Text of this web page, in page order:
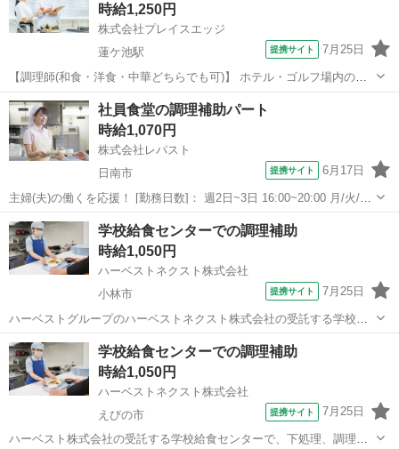
未経験者歓迎! 丁寧に指導いた...
時給1,250円
株式会社プレイスエッジ
蓮ケ池駅
提携サイト 7月25日
【調理師(和食・洋食・中華どちらでも可)】 ホテル・ゴルフ場内のレ
ストランでお料理の調理・提供をして頂きます。 ☆お料理を作り、お
客様に提供する。 ☆オープンキッチン等で調理する事もあります。 ☆
お客様から話しかけられる事も...
宮崎 宮崎市 蓮ケ池駅 キッチン
社員食堂の調理補助パート
時給1,070円
株式会社レパスト
日南市
提携サイト 6月17日
主婦(夫)の働くを応援！ [勤務日数]： 週2日~3日 16:00~20:00 月/火/水/
木/金 などから選べます [勤務地・最寄駅]： 宮崎県日南市北郷町郷之
原３６７１－１ 日南NOK株式会社（社員食堂） 株式...
宮崎 日南市 キッチン
学校給食センターでの調理補助
時給1,050円
ハーベストネクスト株式会社
小林市
提携サイト 7月25日
ハーベストグループのハーベストネクスト株式会社の受託する学校給
食の検収・下処理・調理・洗浄などの調理補助業務をお願いします。
生徒たちに毎回美味しく温かい食事を提供できるよう、工夫を凝らし
た業務をお願いします。 子どもたちが...
宮崎 小林市 その他
学校給食センターでの調理補助
時給1,050円
ハーベストネクスト株式会社
えびの市
提携サイト 7月25日
ハーベスト株式会社の受託する学校給食センターで、下処理、調理、